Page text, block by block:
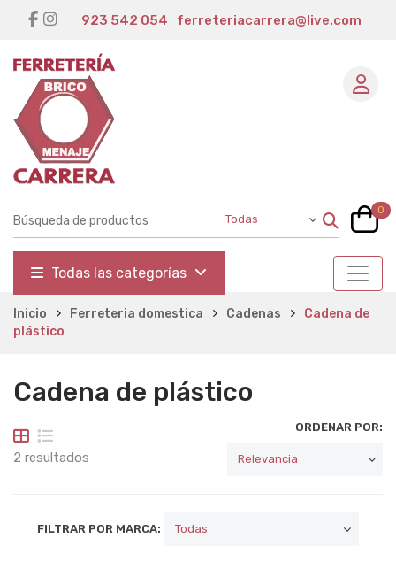
923 542 054 ferreteriacarrera@live.com
0
Todas las categorías
Inicio Ferreteria domestica Cadenas
Cadena de
plástico
Cadena de plástico
2 resultados
ORDENAR POR:
FILTRAR POR MARCA: